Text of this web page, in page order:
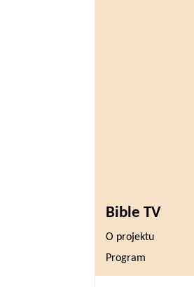
Bible TV
O projektu
Program